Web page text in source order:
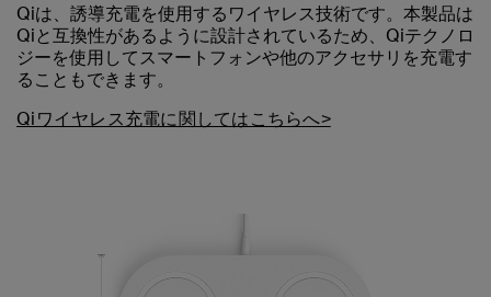
Qiは、誘導充電を使用するワイヤレス技術です。本製品は
Qiと互換性があるように設計されているため、Qiテクノロ
ジーを使用してスマートフォンや他のアクセサリを充電す
ることもできます。
Qiワイヤレス充電に関してはこちらへ>